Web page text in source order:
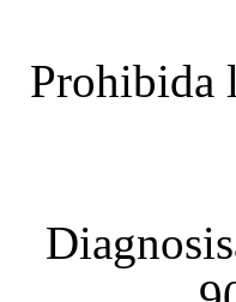
Prohibida